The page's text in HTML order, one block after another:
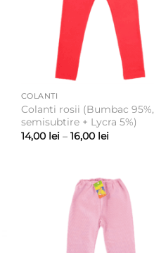
COLANTI
Colanti rosii (Bumbac 95%,
semisubtire + Lycra 5%)
14,00 lei – 16,00 leiInterval
la
16,00 lei